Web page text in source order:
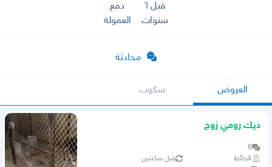
قبل ٦
سنوات
دفع
العمولة
محادثة
العروض سكوب
ديك رومي زوج
6
الحائط
قبل ساعتين